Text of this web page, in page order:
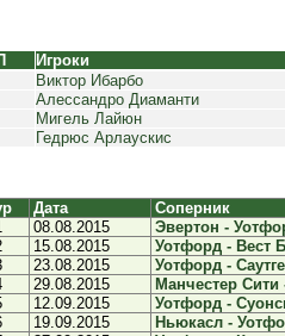
Игроки
Виктор Ибарбо
Алессандро Диаманти
Мигель Лайюн
Гедрюс Арлаускис
Дата
Соперник
08.08.2015
Эвертон -
15.08.2015
Уотфорд - Вест
23.08.2015
Уотфорд -
29.08.2015
Манчестер
12.09.2015
Уотфорд -
19.09.2015
Ньюкасл -